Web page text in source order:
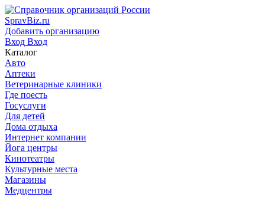
SpravBiz.ru
Добавить организацию
Вход Вход
Каталог
Авто
Аптеки
Ветеринарные клиники
Где поесть
Госуслуги
Для детей
Дома отдыха
Интернет компании
Йога центры
Кинотеатры
Культурные места
Магазины
Медцентры